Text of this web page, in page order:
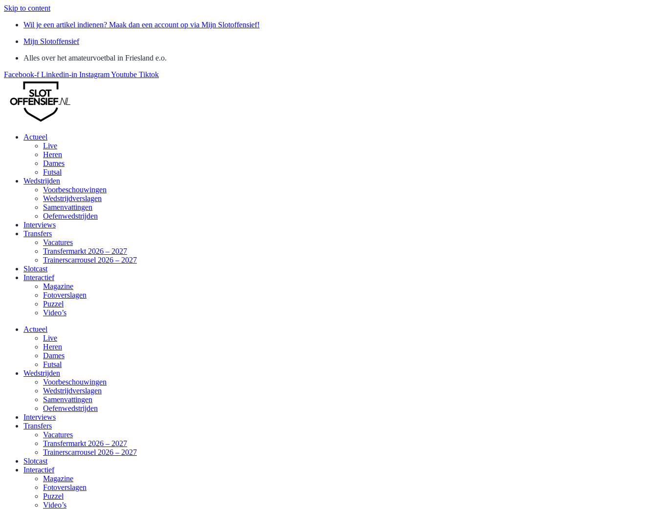
Skip to content
Wil je een artikel indienen? Maak dan een account op via Mijn Slotoffensief!
Mijn Slotoffensief
Alles over het amateurvoetbal in Friesland e.o.
Facebook-f Linkedin-in InstagramYoutube Tiktok
Actueel
Live
Heren
Dames
Futsal
Wedstrijden
Voorbeschouwingen
Wedstrijdverslagen
Samenvattingen
Oefenwedstrijden
Interviews
Transfers
Vacatures
Transfermarkt 2026 – 2027
Trainerscarrousel 2026 – 2027
Slotcast
Interactief
Magazine
Fotoverslagen
Puzzel
Video’s
Actueel
Live
Heren
Dames
Futsal
Wedstrijden
Voorbeschouwingen
Wedstrijdverslagen
Samenvattingen
Oefenwedstrijden
Interviews
Transfers
Vacatures
Transfermarkt 2026 – 2027
Trainerscarrousel 2026 – 2027
Slotcast
Interactief
Magazine
Fotoverslagen
Puzzel
Video’s